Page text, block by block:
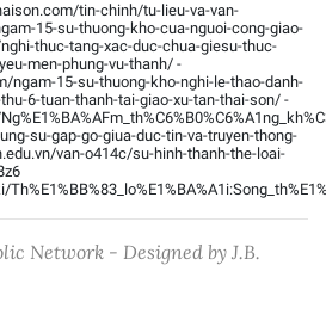
tin-chinh/tu-lieu-va-van-
15-su-thuong-kho-cua-nguoi-cong-giao-
thuc-tang-xac-duc-chua-giesu-thuc-
men-phung-vu-thanh/ -
ngam-15-su-thuong-kho-nghi-le-thao-danh-
6-tuan-thanh-tai-giao-xu-tan-thai-son/ -
su-gap-go-giua-duc-tin-va-truyen-thong-
van-o414c/su-hinh-thanh-the-loai-
Network - Designed by J.B.